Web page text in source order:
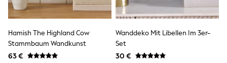
Shorts
Skirts
Sandals & Sliders
Rash Vests
Sun Safe Swimwear
Sun Hats & Caps
Hamish The Highland Cow
Stammbaum Wandkunst
63 €
Wanddeko Mit Libellen Im 3er-
Set
30 €